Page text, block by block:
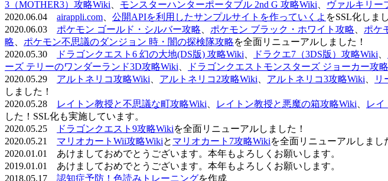
3（MOTHER3）攻略Wiki
モンスターハンターポータブル 2nd G 攻略Wiki ヴァルキリー
2020.06.04 airappli.com 公開APIを利用したサンプルサイトを作っていくよ をSSL化しま
2020.06.03 ポケモン ゴールド・シルバー攻略 ポケモン ブラック・ホワイト攻略 ポケ
略
ポケモン不思議のダンジョン 時・闇の探検隊攻略を全面リニューアルしました！
2020.05.30
ドラゴンクエスト6 幻の大地(DS版) 攻略Wiki ドラクエ7（3DS版）攻略Wiki
ーズ テリーのワンダーランド3D攻略Wiki
ドラゴンクエストモンスターズ ジョーカー攻
2020.05.29 アルトネリコ攻略Wiki アルトネリコ2攻略Wiki アルトネリコ3攻略Wiki リ
しました！
2020.05.28
レイトン教授と不思議な町攻略Wiki レイトン教授と悪魔の箱攻略Wiki レイ
した！SSL化も実施しています。
2020.05.25
ドラゴンクエスト9攻略Wikiを全面リニューアルしました！
2020.05.21 マリオカートWii攻略Wikiと マリオカート7攻略Wikiを全面リニューアルしまし
2020.01.01 あけましておめでとうございます。本年もよろしくお願いします。
2019.01.01 あけましておめでとうございます。本年もよろしくお願いします。
2018.05.17 認知症予防！色読みトレーニングを作成